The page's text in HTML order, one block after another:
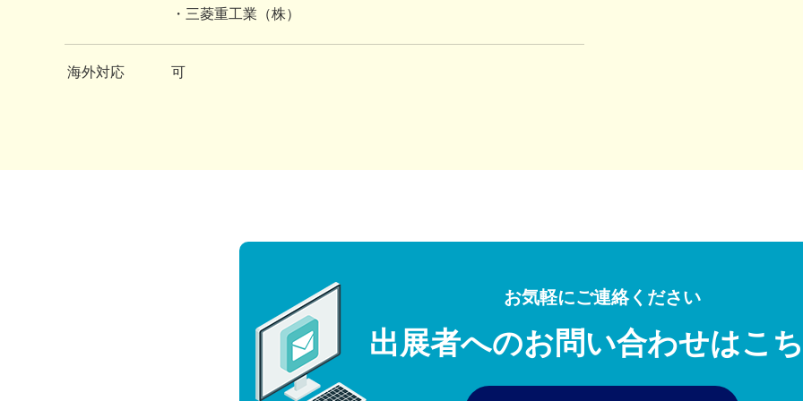
・三菱重工業（株）
海外対応 可
お気軽にご連絡ください
出展者へのお問い合わせはこ